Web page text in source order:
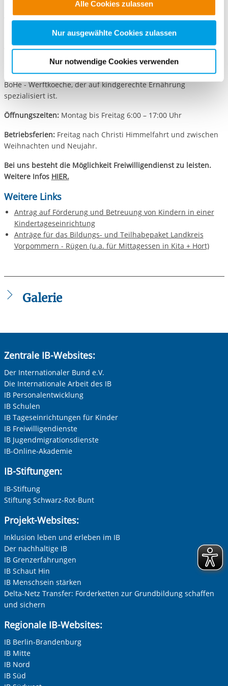
alle Cookie-Kategorien auswählen. Sie können mittels
nachfolgender Buttons über Ihre Einwilligung für diese
Zwecke entscheiden und Ihre erteilte Einwilligung stets
für die Zukunft widerrufen. Bitte beachten Sie: Ihre
Cookies, die erforderlich zur Bereitstellung der von Ihnen
aufgerufenen und somit gewünschten Website-
Funktionen sind. Diese Cookies setzen wir aufgrund
Einwilligung.
Alle Cookies zulassen
Nur ausgewählte Cookies zulassen
Nur notwendige Cookies verwenden
Verständigung und Verständnis zwischen den Generationen ist
Verpflegung:Wir bieten für alle Kinder eine
abwechslungsreiche, ausgewogene und gesunde
Ganztagsverpflegung an. Das Mittagessen erhalten wir von
BoHe - Werftkoeche, der auf kindgerechte Ernährung
spezialisiert ist.
Öffnungszeiten:Montag bis Freitag 6:00 – 17:00 Uhr
Betriebsferien:Freitag nach Christi Himmelfahrt und zwischen
Weihnachten und Neujahr.
Bei uns besteht die Möglichkeit Freiwilligendienst zu leisten.
Weitere Infos HIER.
Weitere Links
Antrag auf Förderung und Betreuung von Kindern in einer
Kindertageseinrichtung
Anträge für das Bildungs- und Teilhabepaket Landkreis
Vorpommern - Rügen (u.a. für Mittagessen in Kita + Hort)
Galerie
Vorherige Folie anzeigen
Zentrale IB-Websites:
Der Internationaler Bund e.V.
Die Internationale Arbeit des IB
IB Personalentwicklung
IB Schulen
IB Tageseinrichtungen für Kinder
IB Freiwilligendienste
IB Jugendmigrationsdienste
IB-Online-Akademie
IB-Stiftungen:
IB-Stiftung
Stiftung Schwarz-Rot-Bunt
Projekt-Websites:
Inklusion leben und erleben im IB
Der nachhaltige IB
IB Grenzerfahrungen
IB Schaut Hin
IB Menschsein stärken
Delta-Netz Transfer: Förderketten zur Grundbildung schaffen
und sichern
Regionale IB-Websites:
IB Berlin-Brandenburg
IB Mitte
IB Nord
IB Süd